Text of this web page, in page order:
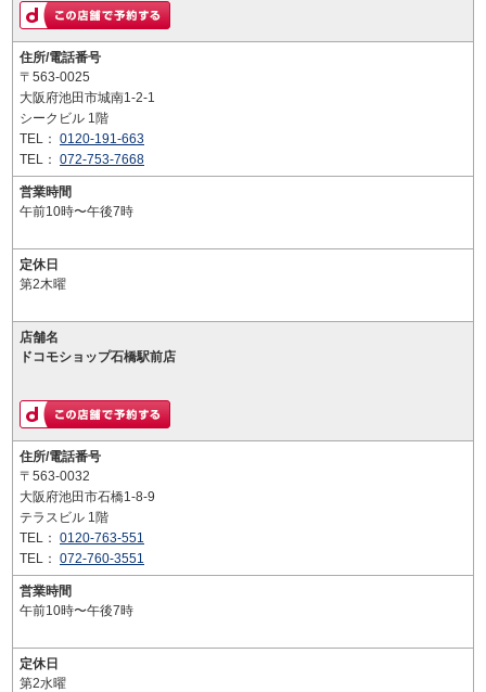
住所/電話番号
〒563-0025
大阪府池田市城南1-2-1
シークビル 1階
TEL： 0120-191-663
TEL： 072-753-7668
営業時間
午前10時〜午後7時
定休日
第2木曜
店舗名
ドコモショップ石橋駅前店
住所/電話番号
〒563-0032
大阪府池田市石橋1-8-9
テラスビル 1階
TEL： 0120-763-551
TEL： 072-760-3551
営業時間
午前10時〜午後7時
定休日
第2水曜